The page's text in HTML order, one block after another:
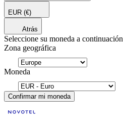
EUR (€)
Atrás
Seleccione su moneda a continuación
Zona geográfica
Moneda
Confirmar mi moneda